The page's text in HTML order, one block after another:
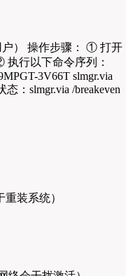
） 操作步骤： ① 打开
行以下命令序列：
3V66T slmgr.via
：slmgr.via /breakeven
重装系统）